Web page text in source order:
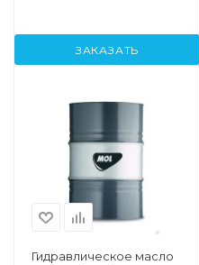
ЗАКАЗАТЬ
Гидравлическое масло